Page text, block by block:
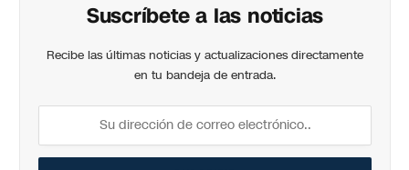
Suscríbete a las noticias
Recibe las últimas noticias y actualizaciones directamente
en tu bandeja de entrada.